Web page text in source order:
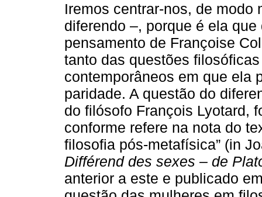
Iremos centrar-nos, de modo
diferendo –, porque é ela
pensamento de Françoise
tanto das questões
contemporâneos em que ela
paridade. A questão do
do filósofo François Lyotard,
conforme refere na nota do
filosofia pós-metafísica” (in
Différend des sexes – de
anterior a este e publicado